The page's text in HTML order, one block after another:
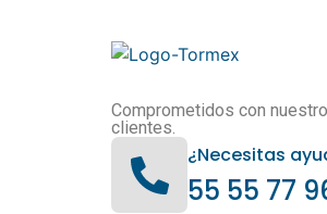
Comprometidos con
clientes.
¿Necesitas
55 55 77